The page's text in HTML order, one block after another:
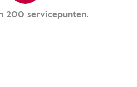
200 servicepunten.